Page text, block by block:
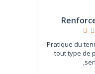
Pratique du
tout type de